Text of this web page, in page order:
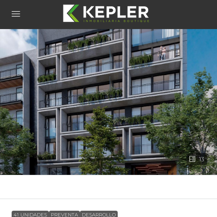
13
41 UNIDADES PREVENTA DESARROLLO